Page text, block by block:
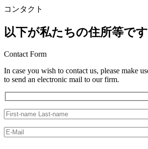
コンタクト
以下が私たちの住所等で
Contact Form
In case you wish to contact us, please make
to send an electronic mail to our firm.